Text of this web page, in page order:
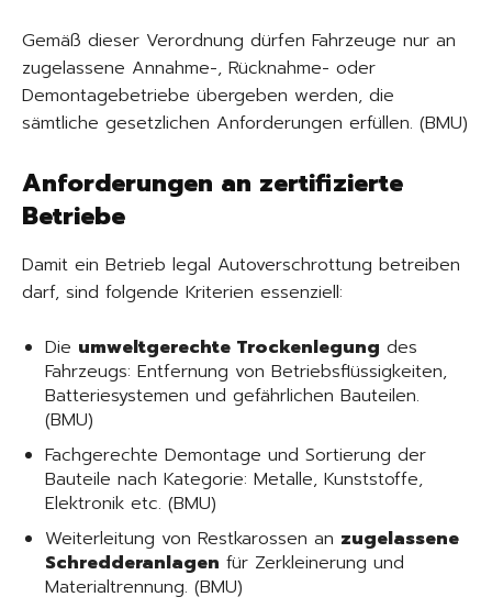
Gemäß dieser Verordnung dürfen Fahrzeuge nur an
zugelassene Annahme-, Rücknahme- oder
Demontagebetriebe übergeben werden, die
sämtliche gesetzlichen Anforderungen erfüllen. (BMU)
Anforderungen an zertifizierte
Betriebe
Damit ein Betrieb legal Autoverschrottung betreiben
darf, sind folgende Kriterien essenziell:
Die umweltgerechte Trockenlegung des
Fahrzeugs: Entfernung von Betriebsflüssigkeiten,
Batteriesystemen und gefährlichen Bauteilen.
(BMU)
Fachgerechte Demontage und Sortierung der
Bauteile nach Kategorie: Metalle, Kunststoffe,
Elektronik etc. (BMU)
Weiterleitung von Restkarossen an zugelassene
Schredderanlagen für Zerkleinerung und
Materialtrennung. (BMU)